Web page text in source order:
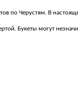
по Черустям. В
Букеты могут